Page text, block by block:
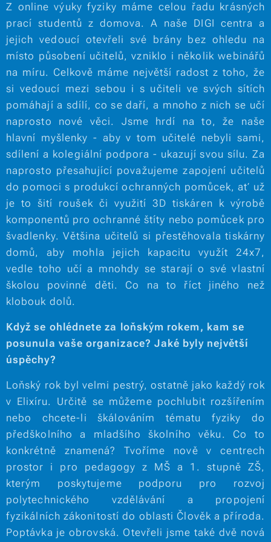
Z online výuky fyziky máme celou řadu krásných
prací studentů z domova. A naše DIGI centra a
jejich vedoucí otevřeli své brány bez ohledu na
místo působení učitelů, vzniklo i několik webinářů
na míru. Celkově máme největší radost z toho, že
si vedoucí mezi sebou i s učiteli ve svých sítích
pomáhají a sdílí, co se daří, a mnoho z nich se učí
naprosto nové věci. Jsme hrdí na to, že naše
hlavní myšlenky - aby v tom učitelé nebyli sami,
sdílení a kolegiální podpora - ukazují svou sílu. Za
naprosto přesahující považujeme zapojení učitelů
do pomoci s produkcí ochranných pomůcek, ať už
je to šití roušek či využití 3D tiskáren k výrobě
komponentů pro ochranné štíty nebo pomůcek pro
švadlenky. Většina učitelů si přestěhovala tiskárny
domů, aby mohla jejich kapacitu využít 24x7,
vedle toho učí a mnohdy se starají o své vlastní
školou povinné děti. Co na to říct jiného než
klobouk dolů.
Když se ohlédnete za loňským rokem, kam se
posunula vaše organizace? Jaké byly největší
úspěchy?
Loňský rok byl velmi pestrý, ostatně jako každý rok
v Elixíru. Určitě se můžeme pochlubit rozšířením
nebo chcete-li škálováním tématu fyziky do
předškolního a mladšího školního věku. Co to
konkrétně znamená? Tvoříme nově v centrech
prostor i pro pedagogy z MŠ a 1. stupně ZŠ,
kterým poskytujeme podporu pro rozvoj
polytechnického vzdělávání a propojení
fyzikálních zákonitostí do oblasti Člověk a příroda.
Poptávka je obrovská. Otevřeli jsme také dvě nová